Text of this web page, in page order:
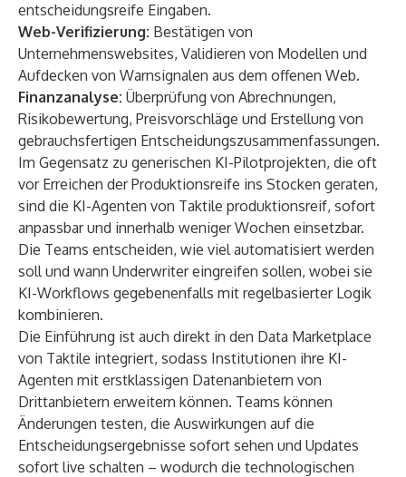
entscheidungsreife Eingaben.
Web-Verifizierung: Bestätigen von
Unternehmenswebsites, Validieren von Modellen und
Aufdecken von Warnsignalen aus dem offenen Web.
Finanzanalyse: Überprüfung von Abrechnungen,
Risikobewertung, Preisvorschläge und Erstellung von
gebrauchsfertigen Entscheidungszusammenfassungen.
Im Gegensatz zu generischen KI-Pilotprojekten, die oft
vor Erreichen der Produktionsreife ins Stocken geraten,
sind die KI-Agenten von Taktile produktionsreif, sofort
anpassbar und innerhalb weniger Wochen einsetzbar.
Die Teams entscheiden, wie viel automatisiert werden
soll und wann Underwriter eingreifen sollen, wobei sie
KI-Workflows gegebenenfalls mit regelbasierter Logik
kombinieren.
Die Einführung ist auch direkt in den Data Marketplace
von Taktile integriert, sodass Institutionen ihre KI-
Agenten mit erstklassigen Datenanbietern von
Drittanbietern erweitern können. Teams können
Änderungen testen, die Auswirkungen auf die
Entscheidungsergebnisse sofort sehen und Updates
sofort live schalten – wodurch die technologischen